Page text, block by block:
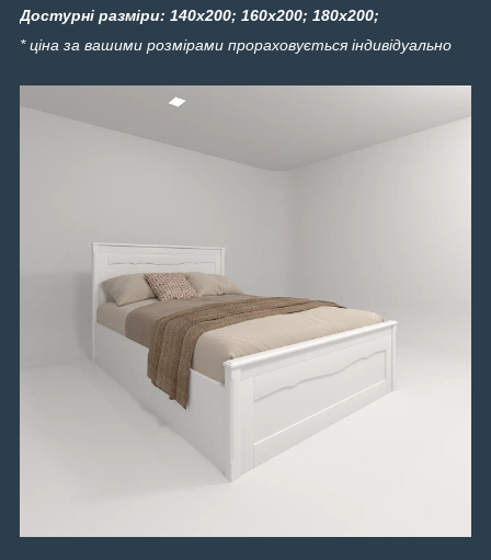
Достурні разміри: 140х200; 160х200; 180х200;
* ціна за вашими розмірами прораховується індивідуально